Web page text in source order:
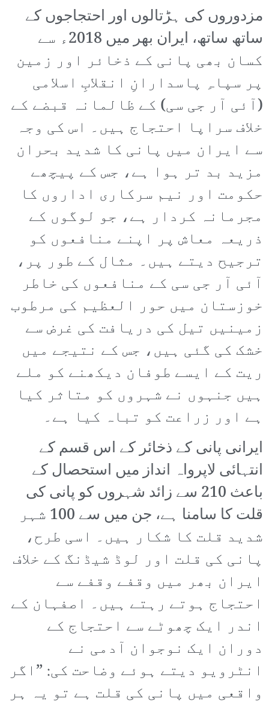
مزدوروں کی ہڑتالوں اور احتجاجوں کے
ساتھ ساتھ، ایران بھر میں 2018ء سے
کسان بھی پانی کے ذخائر اور زمین
پر سپاہِ پاسدارانِ انقلابِ اسلامی
(آئی آر جی سی) کے ظالمانہ قبضے کے
خلاف سراپا احتجاج ہیں۔ اس کی وجہ
سے ایران میں پانی کا شدید بحران
مزید بد تر ہوا ہے، جس کے پیچھے
حکومت اور نیم سرکاری اداروں کا
مجرمانہ کردار ہے، جو لوگوں کے
ذریعہ معاش پر اپنے منافعوں کو
ترجیح دیتے ہیں۔ مثال کے طور پر،
آئی آر جی سی کے منافعوں کی خاطر
خوزستان میں حور العظیم کی مرطوب
زمینیں تیل کی دریافت کی غرض سے
خشک کی گئی ہیں، جس کے نتیجے میں
ریت کے ایسے طوفان دیکھنے کو ملے
ہیں جنہوں نے شہروں کو متاثر کیا
ہے اور زراعت کو تباہ کیا ہے۔
ایرانی پانی کے ذخائر کے اس قسم کے
انتہائی لاپرواہ انداز میں استحصال کے
باعث 210 سے زائد شہروں کو پانی کی
قلت کا سامنا ہے، جن میں سے 100 شہر
شدید قلت کا شکار ہیں۔ اسی طرح،
پانی کی قلت اور لوڈ شیڈنگ کے خلاف
ایران بھر میں وقفے وقفے سے
احتجاج ہوتے رہتے ہیں۔ اصفہان کے
اندر ایک چھوٹے سے احتجاج کے
دوران ایک نوجوان آدمی نے
انٹرویو دیتے ہوئے وضاحت کی: ”اگر
واقعی میں پانی کی قلت ہے تو یہ ہر